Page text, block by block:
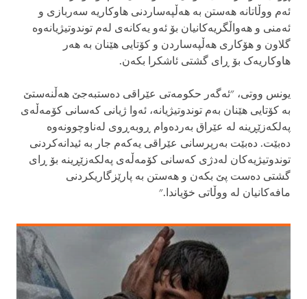
ئەم ووڵاتانە هەستن بە هەڵپەساردنی هاوکاریە سەربازی و
ئەمنی و هەواڵگریەکانیان بۆ ئەو یەکانەی لەم توندوتیژیانەوە
گلاون و هۆکاری هەڵپەساردن و کۆتایی هێنان بە هەر
هاوکاریەک بۆ ڕای گشتی ئاشکرا بکەن.
یونس ووتی، "ئەگەر حکومەتی عێراقی دەستبەجێ هەڵنەستێ
بە کۆتایی هێنان بەم توندوتیژیانە، ئەوا ژیانی کەسانی کۆمەڵەی
پەلکەزێڕینە لە عێراق بەردەوام ڕوبەڕوی لەناوچوونەوە
دەبێت. دەبێت بەرپرسانی عێراقی یەکەم جار بە ئیدانەکردنی
توندوتیژیەکان لەدژی کەسانی کۆمەڵەی پەلکەزێڕینە بۆ ڕای
گشتی دەست پێ بکەن و هەستن بە پارێزگاریکردنی
مافەکانیان لە ووڵاتی خۆیاندا."